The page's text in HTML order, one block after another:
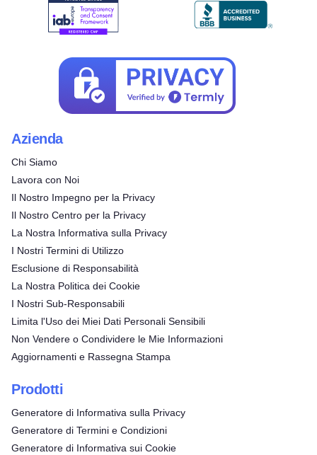
Azienda
Chi Siamo
Lavora con Noi
Il Nostro Impegno per la Privacy
Il Nostro Centro per la Privacy
La Nostra Informativa sulla Privacy
I Nostri Termini di Utilizzo
Esclusione di Responsabilità
La Nostra Politica dei Cookie
I Nostri Sub-Responsabili
Limita l'Uso dei Miei Dati Personali Sensibili
Non Vendere o Condividere le Mie Informazioni
Aggiornamenti e Rassegna Stampa
Prodotti
Generatore di Informativa sulla Privacy
Generatore di Termini e Condizioni
Generatore di Informativa sui Cookie